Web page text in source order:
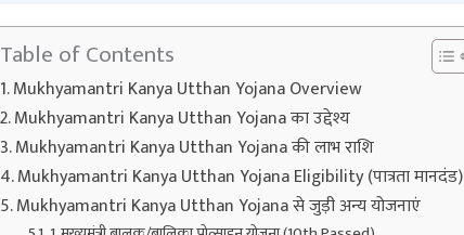
Table of Contents
Mukhyamantri Kanya Utthan Yojana Overview
Mukhyamantri Kanya Utthan Yojana का उद्देश्य
Mukhyamantri Kanya Utthan Yojana की लाभ राशि
Mukhyamantri Kanya Utthan Yojana Eligibility (पात्रता मानदंड)
Mukhyamantri Kanya Utthan Yojana से जुड़ी अन्य योजनाएं